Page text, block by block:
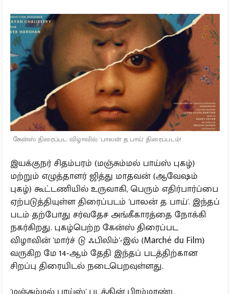
கேன்ஸ் திரைப்பட விழாவில் 'பாலன் த பாய்' திரைப்படம்!
இயக்குநர் சிதம்பரம் (மஞ்சும்மல் பாய்ஸ் புகழ்)
மற்றும் எழுத்தாளர் ஜித்து மாதவன் (ஆவேஷம்
புகழ்) கூட்டணியில் உருவாகி, பெரும் எதிர்பார்ப்பை
ஏற்படுத்தியுள்ள திரைப்படம் 'பாலன் த பாய்'. இந்தப்
படம் தற்போது சர்வதேச அங்கீகாரத்தை நோக்கி
நகர்கிறது. புகழ்பெற்ற கேன்ஸ் திரைப்பட
விழாவின் 'மார்ச் டு ஃபிலிம்'-இல் (Marché du Film)
வருகிற மே 14-ஆம் தேதி இந்தப் படத்திற்கான
சிறப்பு திரையிடல் நடைபெறவுள்ளது.